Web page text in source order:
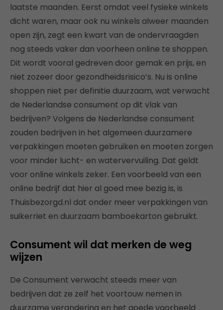
laatste maanden. Eerst omdat veel fysieke winkels
dicht waren, maar ook nu winkels alweer maanden
open zijn, zegt een kwart van de ondervraagden
nog steeds vaker dan voorheen online te shoppen.
Dit wordt vooral gedreven door gemak en prijs, en
niet zozeer door gezondheidsrisico’s. Nu is online
shoppen niet per definitie duurzaam, wat verwacht
de Nederlandse consument op dit vlak van
bedrijven? Volgens de Nederlandse consument
zouden bedrijven in het algemeen duurzamere
verpakkingen moeten gebruiken en moeten zorgen
voor minder lucht- en watervervuiling. Dat geldt
voor online winkels zeker. Een voorbeeld van een
online bedrijf dat hier al goed mee bezig is, is
Thuisbezorgd.nl dat onder meer verpakkingen van
suikerriet en duurzaam bamboekarton gebruikt.
Consument wil dat merken de weg
wijzen
De Consument verwacht steeds meer van
bedrijven dat ze zelf het voortouw nemen in